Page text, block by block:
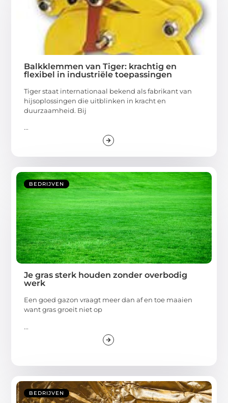
Balkklemmen van Tiger: krachtig en
flexibel in industriële toepassingen
Tiger staat internationaal bekend als fabrikant van
hijsoplossingen die uitblinken in kracht en
duurzaamheid. Bij
...
BEDRIJVEN
Je gras sterk houden zonder overbodig
werk
Een goed gazon vraagt meer dan af en toe maaien
want gras groeit niet op
...
BEDRIJVEN